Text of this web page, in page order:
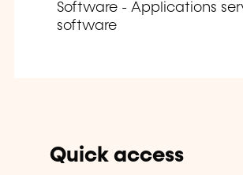
Software - Applications
software
Quick access